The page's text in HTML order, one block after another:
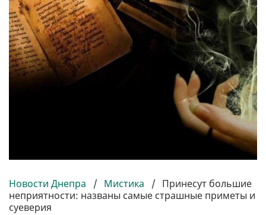
Новости Днепра / Мистика / Принесут большие
неприятности: названы самые страшные приметы и
суеверия